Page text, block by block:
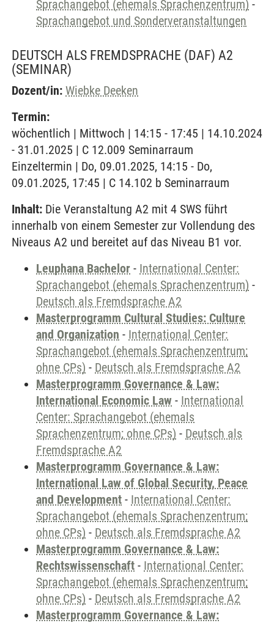
Sprachangebot (ehemals Sprachenzentrum) -
Sprachangebot und Sonderveranstaltungen
DEUTSCH ALS FREMDSPRACHE (DAF) A2
(SEMINAR)
Dozent/in: Wiebke Deeken
Termin:
wöchentlich | Mittwoch | 14:15 - 17:45 | 14.10.2024
- 31.01.2025 | C 12.009 Seminarraum
Einzeltermin | Do, 09.01.2025, 14:15 - Do,
09.01.2025, 17:45 | C 14.102 b Seminarraum
Inhalt: Die Veranstaltung A2 mit 4 SWS führt
innerhalb von einem Semester zur Vollendung des
Niveaus A2 und bereitet auf das Niveau B1 vor.
Leuphana Bachelor - International Center:
Sprachangebot (ehemals Sprachenzentrum) -
Deutsch als Fremdsprache A2
Masterprogramm Cultural Studies: Culture
and Organization - International Center:
Sprachangebot (ehemals Sprachenzentrum;
ohne CPs) - Deutsch als Fremdsprache A2
Masterprogramm Governance & Law:
International Economic Law - International
Center: Sprachangebot (ehemals
Sprachenzentrum; ohne CPs) - Deutsch als
Fremdsprache A2
Masterprogramm Governance & Law:
International Law of Global Security, Peace
and Development - International Center:
Sprachangebot (ehemals Sprachenzentrum;
ohne CPs) - Deutsch als Fremdsprache A2
Masterprogramm Governance & Law:
Rechtswissenschaft - International Center:
Sprachangebot (ehemals Sprachenzentrum;
ohne CPs) - Deutsch als Fremdsprache A2
Masterprogramm Governance & Law: